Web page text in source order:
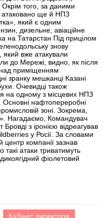
Окрім того, за даними
атаковано ще й НПЗ
який є одним
дизельне, авіаційне
на Татарстан Під прицілом
знову
вже атакували
до Мережі, видно, як після
над приміщенням
зранку мешканці Казані
Очевидці також
на одному з місцевих НПЗ
Основні нафтопереробні
зоні. Зокрема,
Нагадаємо, Командувач
з іронією відреагував
у Росії. За словами
компанії зазнав
атаки триватимуть
фіолетовий
Кабінет директора